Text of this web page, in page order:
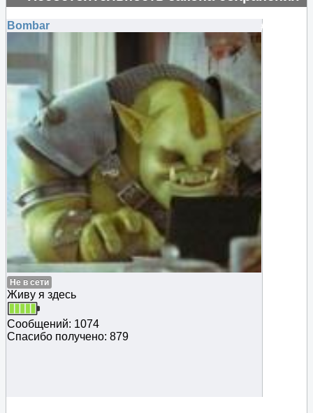
энергии
#135241
Bombar
Не в сети
Живу я здесь
Сообщений: 1074
Спасибо получено: 879